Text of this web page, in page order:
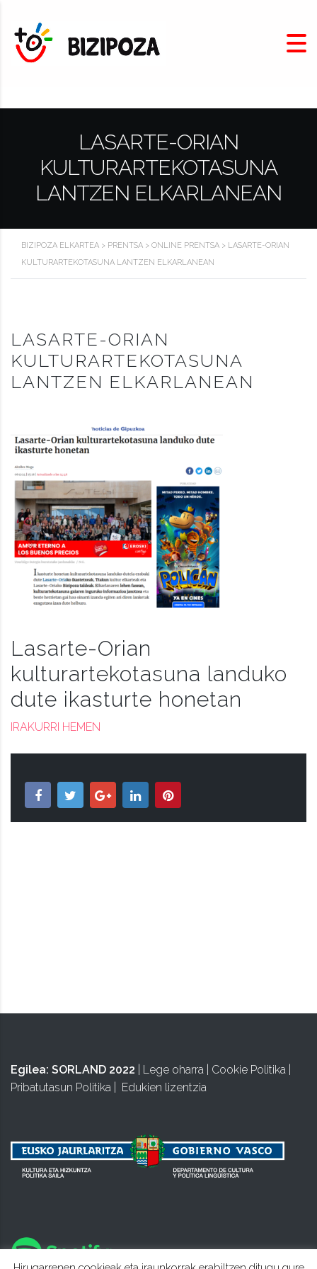
LASARTE-ORIAN
KULTURARTEKOTASUNA
LANTZEN ELKARLANEAN
BIZIPOZA ELKARTEA > PRENTSA > ONLINE PRENTSA > LASARTE-ORIAN
KULTURARTEKOTASUNA LANTZEN ELKARLANEAN
LASARTE-ORIAN
KULTURARTEKOTASUNA
LANTZEN ELKARLANEAN
Lasarte-Orian
kulturartekotasuna landuko
dute ikasturte honetan
IRAKURRI HEMEN
Egilea: SORLAND 2022 Lege oharra Cookie Politika
Pribatutasun Politika
Edukien lizentzia